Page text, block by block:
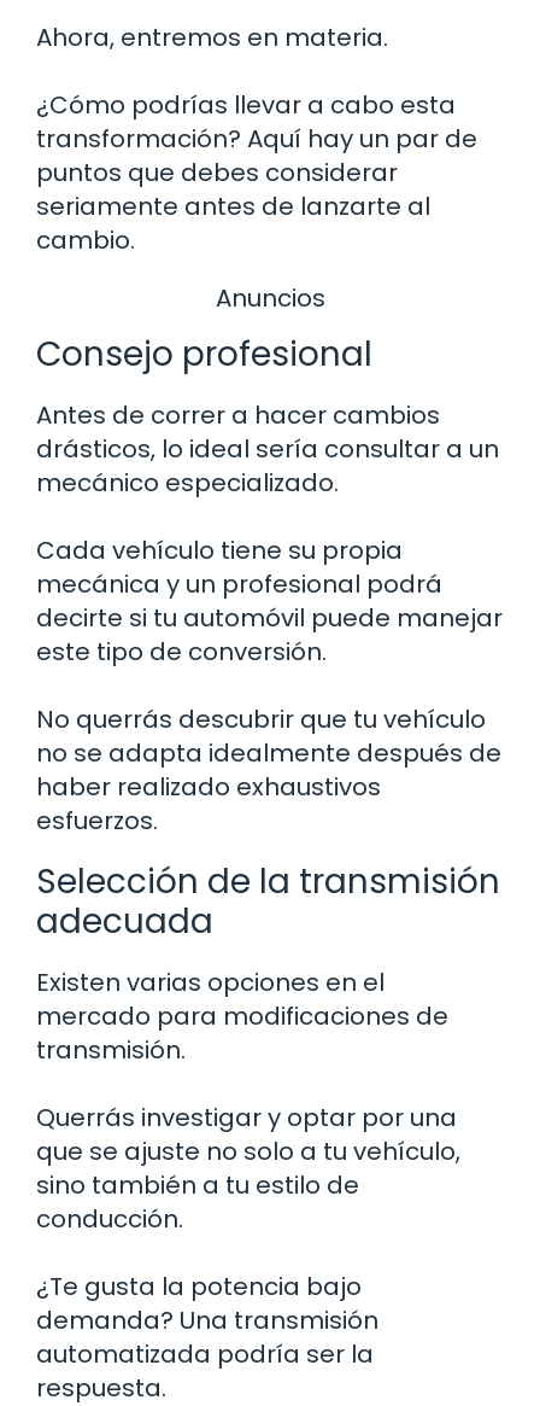
Ahora, entremos en materia.
¿Cómo podrías llevar a cabo esta
transformación? Aquí hay un par de
puntos que debes considerar
seriamente antes de lanzarte al
cambio.
Anuncios
Consejo profesional
Antes de correr a hacer cambios
drásticos, lo ideal sería consultar a un
mecánico especializado.
Cada vehículo tiene su propia
mecánica y un profesional podrá
decirte si tu automóvil puede manejar
este tipo de conversión.
No querrás descubrir que tu vehículo
no se adapta idealmente después de
haber realizado exhaustivos
esfuerzos.
Selección de la transmisión
adecuada
Existen varias opciones en el
mercado para modificaciones de
transmisión.
Querrás investigar y optar por una
que se ajuste no solo a tu vehículo,
sino también a tu estilo de
conducción.
¿Te gusta la potencia bajo
demanda? Una transmisión
automatizada podría ser la
respuesta.